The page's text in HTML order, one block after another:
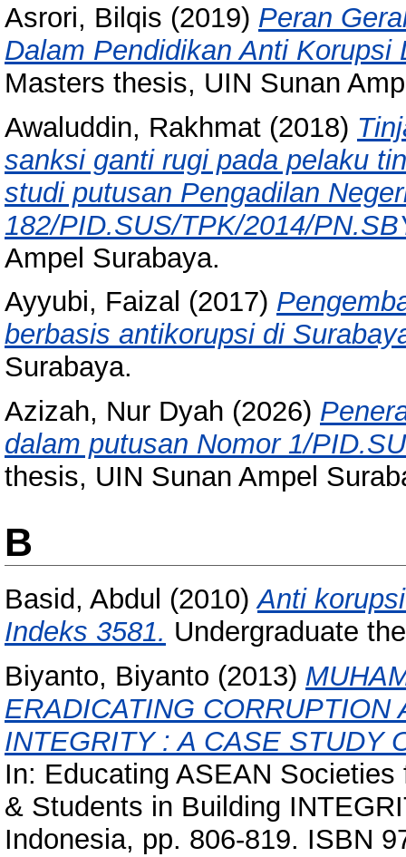
Asrori, Bilqis (2019) Peran
Dalam Pendidikan Anti
Masters thesis, UIN Sunan
Awaluddin, Rakhmat (2018)
sanksi ganti rugi pada pelaku
studi putusan Pengadilan
182/PID.SUS/TPK/2014/
Ampel Surabaya.
Ayyubi, Faizal (2017)
berbasis antikorupsi di
Surabaya.
Azizah, Nur Dyah (2026)
dalam putusan Nomor 1/
thesis, UIN Sunan Ampel
B
Basid, Abdul (2010)Anti
Indeks 3581. Undergraduate
Biyanto, Biyanto (2013)
ERADICATING CORRUPTION
INTEGRITY : A CASE STUDY
In: Educating ASEAN
& Students in Building
Indonesia, pp. 806-819. ISBN